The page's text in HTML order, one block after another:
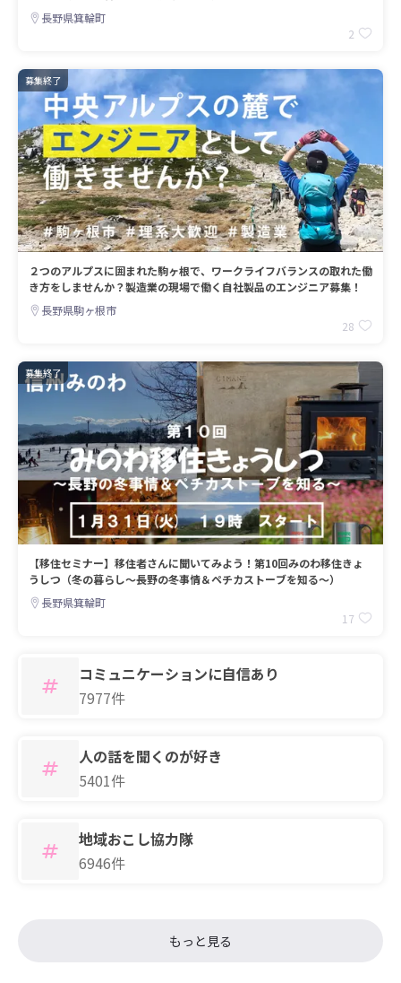
長野県箕輪町
2
募集終了
２つのアルプスに囲まれた駒ヶ根で、ワークライフバランスの取れた働
き方をしませんか？製造業の現場で働く自社製品のエンジニア募集！
長野県駒ヶ根市
28
募集終了
【移住セミナー】移住者さんに聞いてみよう！第10回みのわ移住きょ
うしつ（冬の暮らし～長野の冬事情＆ペチカストーブを知る～）
長野県箕輪町
17
コミュニケーションに自信あり
7977件
人の話を聞くのが好き
5401件
地域おこし協力隊
6946件
もっと見る